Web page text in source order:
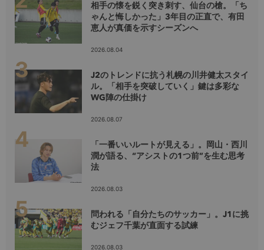
相手の懐を鋭く突き刺す、仙台の槍。「ち
ゃんと悔しかった」3年目の正直で、有田
恵人が真価を示すシーズンへ
2026.08.04
J2のトレンドに抗う札幌の川井健太スタイ
ル。「相手を突破していく」鍵は多彩な
WG陣の仕掛け
2026.08.07
「一番いいルートが見える」。岡山・西川
潤が語る、“アシストの1つ前”を生む思考
法
2026.08.03
問われる「自分たちのサッカー」。J1に挑
むジェフ千葉が直面する試練
2026.08.03